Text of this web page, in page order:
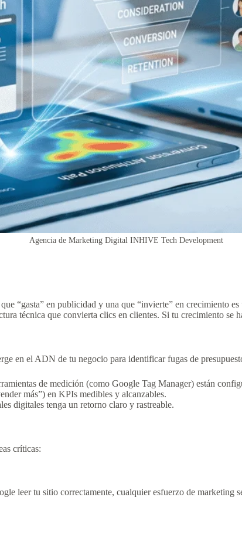
Agencia de Marketing Digital INHIVE Tech Development
“gasta” en publicidad y una que “invierte” en crecimiento es
técnica que convierta clics en clientes. Si tu crecimiento se
en el ADN de tu negocio para identificar fugas de
de medición (como Google Tag Manager) están
más”) en KPIs medibles y alcanzables.
digitales tenga un retorno claro y rastreable.
críticas:
leer tu sitio correctamente, cualquier esfuerzo de marketing